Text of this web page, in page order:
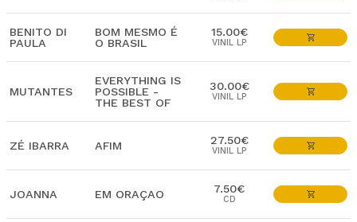
BENITO DI
PAULA
BOM MESMO É
O BRASIL
15.00€
VINIL LP
MUTANTES
EVERYTHING IS
POSSIBLE -
THE BEST OF
30.00€
VINIL LP
ZÉ IBARRA AFIM 27.50€
VINIL LP
JOANNA EM ORAÇAO 7.50€
CD